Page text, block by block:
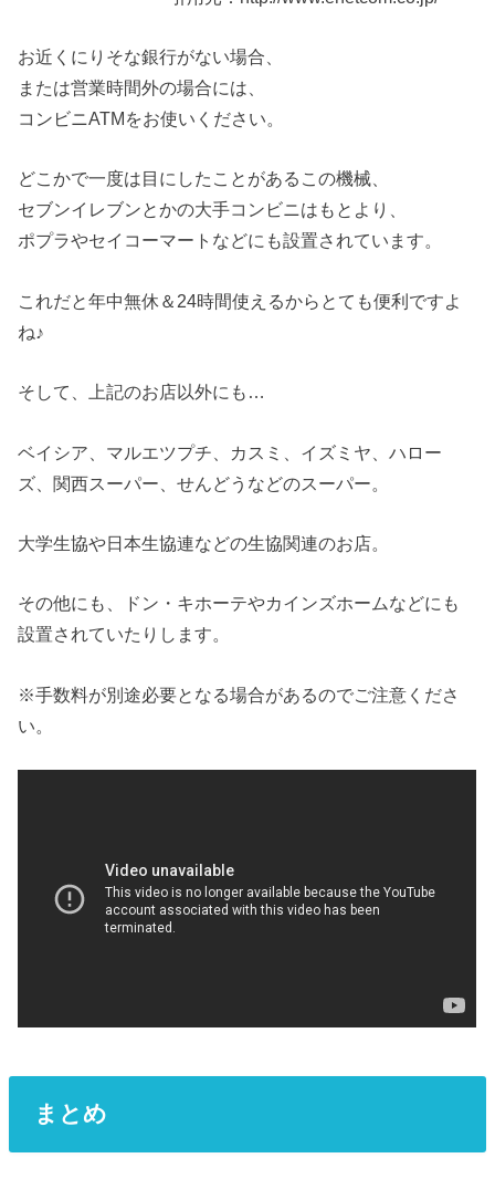
お近くにりそな銀行がない場合、
または営業時間外の場合には、
コンビニATMをお使いください。
どこかで一度は目にしたことがあるこの機械、
セブンイレブンとかの大手コンビニはもとより、
ポプラやセイコーマートなどにも設置されています。
これだと年中無休＆24時間使えるからとても便利ですよ
ね♪
そして、上記のお店以外にも…
ベイシア、マルエツプチ、カスミ、イズミヤ、ハロー
ズ、関西スーパー、せんどうなどのスーパー。
大学生協や日本生協連などの生協関連のお店。
その他にも、ドン・キホーテやカインズホームなどにも
設置されていたりします。
※手数料が別途必要となる場合があるのでご注意くださ
い。
まとめ